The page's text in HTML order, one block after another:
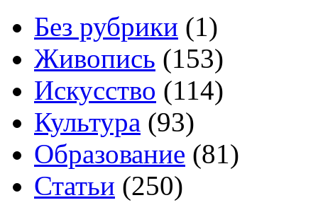
Без рубрики (1)
Живопись (153)
Искусство (114)
Культура (93)
Образование (81)
Статьи (250)